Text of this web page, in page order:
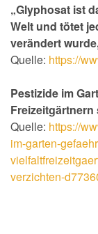
„Glyphosat ist
Welt und tötet
verändert
Quelle: https://
Pestizide im
Quelle: https://
im-garten-
verzichten-